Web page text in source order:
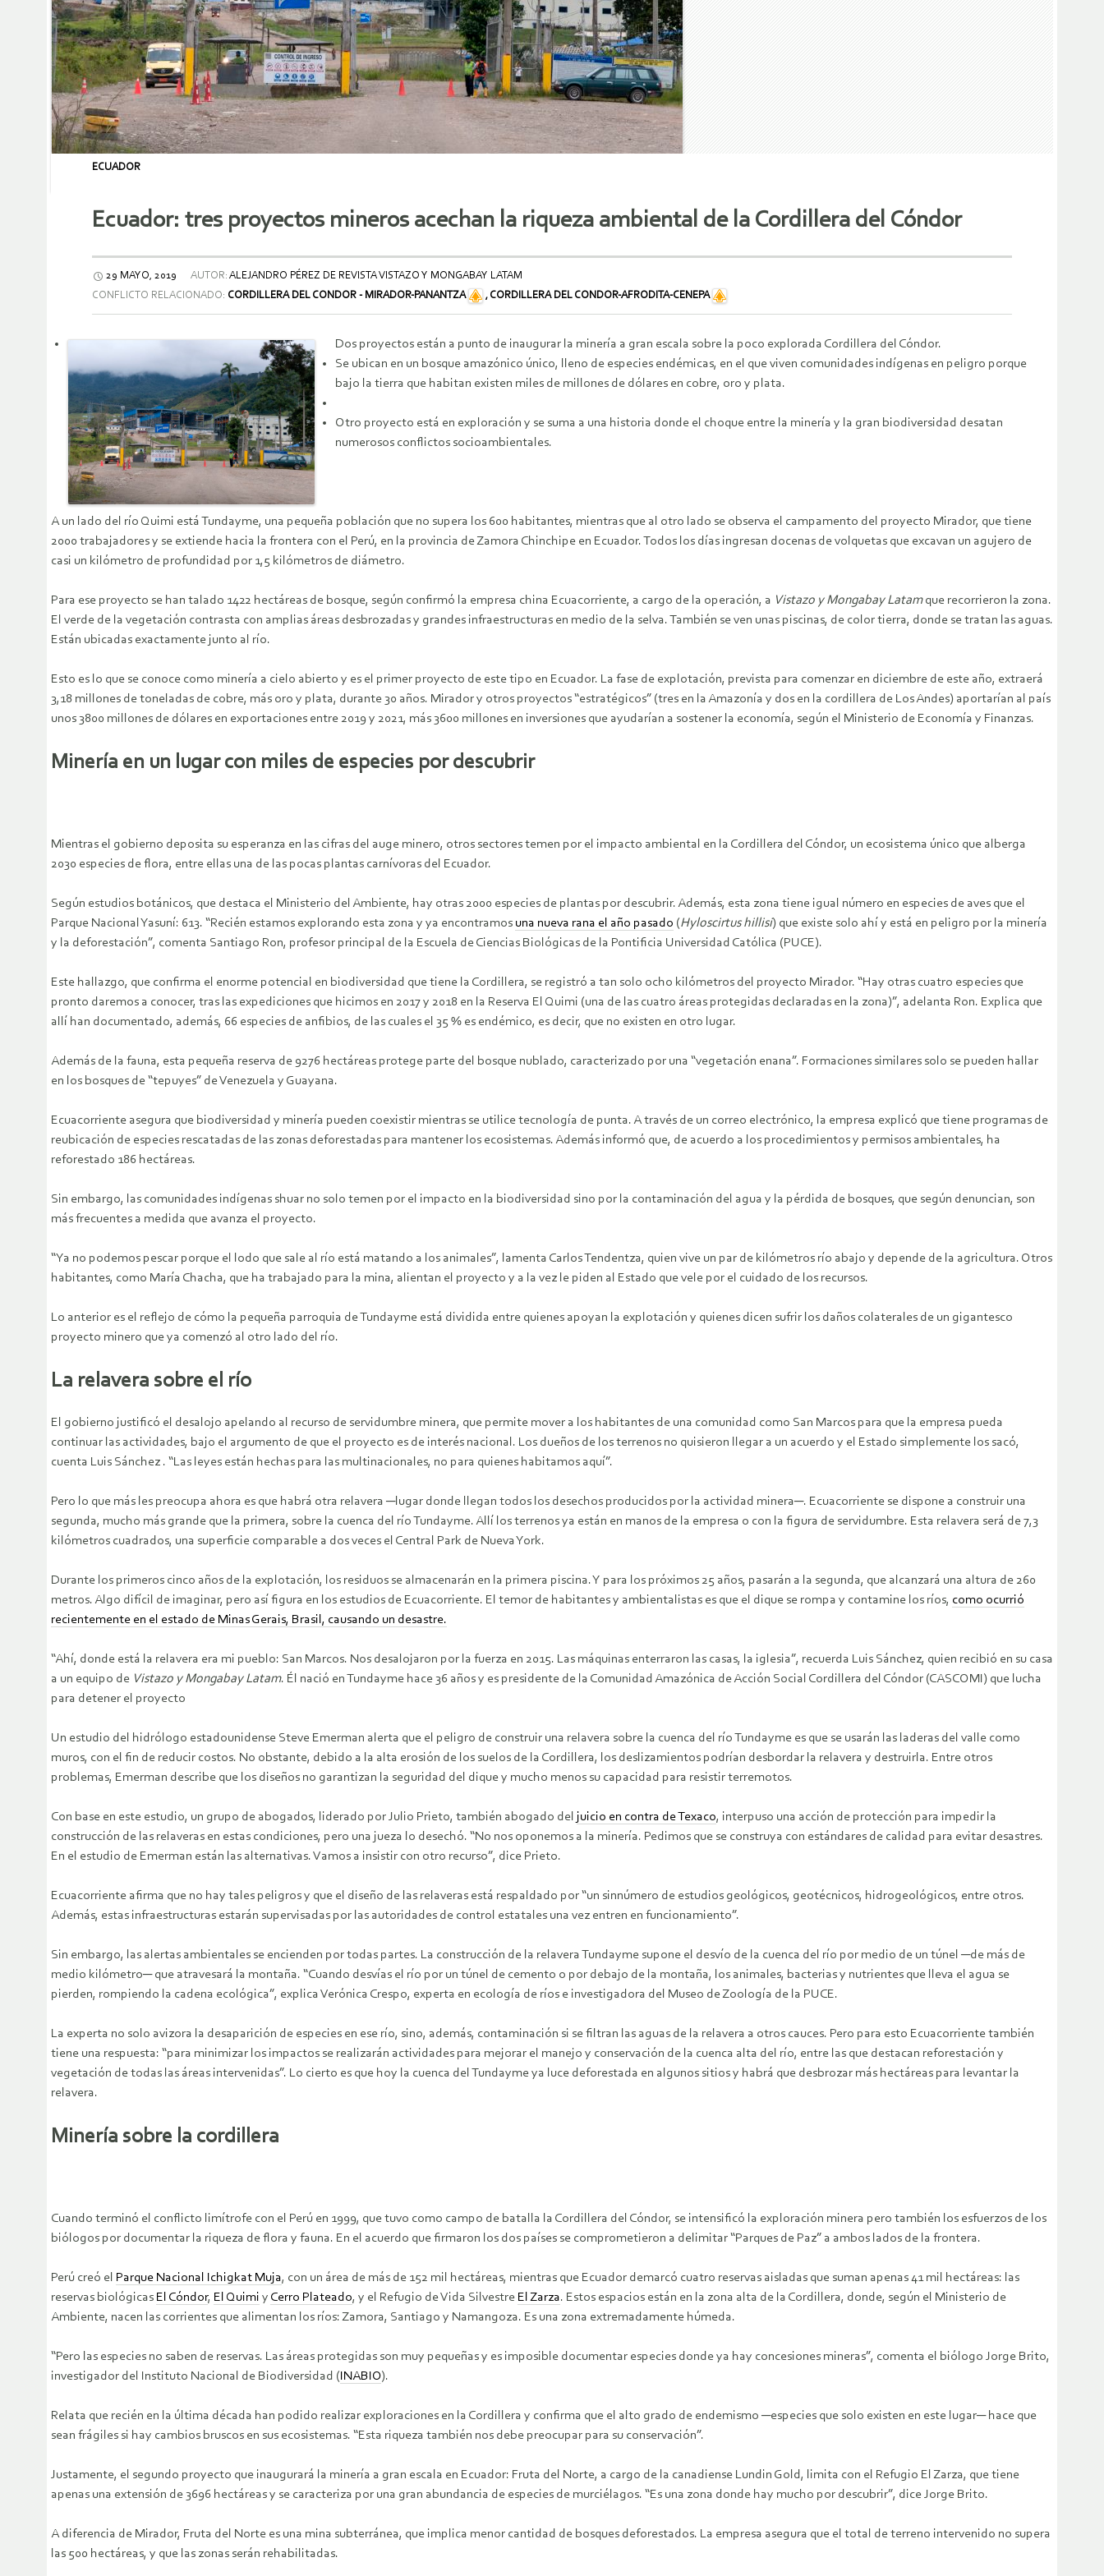
ECUADOR
Ecuador: tres proyectos mineros acechan la riqueza ambiental de la Cordillera del Cóndor
29 MAYO, 2019 AUTOR: ALEJANDRO PÉREZ DE REVISTA VISTAZO Y MONGABAY LATAM
CONFLICTO RELACIONADO: CORDILLERA DEL CONDOR - MIRADOR-PANANTZA , CORDILLERA DEL CONDOR-AFRODITA-CENEPA
Dos proyectos están a punto de inaugurar la minería a gran escala sobre la poco explorada Cordillera del Cóndor.
Se ubican en un bosque amazónico único, lleno de especies endémicas, en el que viven comunidades indígenas en peligro porque
bajo la tierra que habitan existen miles de millones de dólares en cobre, oro y plata.
Otro proyecto está en exploración y se suma a una historia donde el choque entre la minería y la gran biodiversidad desatan
numerosos conflictos socioambientales.
A un lado del río Quimi está Tundayme, una pequeña población que no supera los 600 habitantes, mientras que al otro lado se observa el campamento del proyecto Mirador, que tiene
2000 trabajadores y se extiende hacia la frontera con el Perú, en la provincia de Zamora Chinchipe en Ecuador. Todos los días ingresan docenas de volquetas que excavan un agujero de
casi un kilómetro de profundidad por 1,5 kilómetros de diámetro.
Para ese proyecto se han talado 1422 hectáreas de bosque, según confirmó la empresa china Ecuacorriente, a cargo de la operación, a Vistazo y Mongabay Latamque recorrieron la zona.
El verde de la vegetación contrasta con amplias áreas desbrozadas y grandes infraestructuras en medio de la selva. También se ven unas piscinas, de color tierra, donde se tratan las aguas.
Están ubicadas exactamente junto al río.
Esto es lo que se conoce como minería a cielo abierto y es el primer proyecto de este tipo en Ecuador. La fase de explotación, prevista para comenzar en diciembre de este año, extraerá
3,18 millones de toneladas de cobre, más oro y plata, durante 30 años. Mirador y otros proyectos “estratégicos” (tres en la Amazonía y dos en la cordillera de Los Andes) aportarían al país
unos 3800 millones de dólares en exportaciones entre 2019 y 2021, más 3600 millones en inversiones que ayudarían a sostener la economía, según el Ministerio de Economía y Finanzas.
Minería en un lugar con miles de especies por descubrir
Mientras el gobierno deposita su esperanza en las cifras del auge minero, otros sectores temen por el impacto ambiental en la Cordillera del Cóndor, un ecosistema único que alberga
2030 especies de flora, entre ellas una de las pocas plantas carnívoras del Ecuador.
Según estudios botánicos, que destaca el Ministerio del Ambiente, hay otras 2000 especies de plantas por descubrir. Además, esta zona tiene igual número en especies de aves que el
Parque Nacional Yasuní: 613. “Recién estamos explorando esta zona y ya encontramos una nueva rana el año pasado (Hyloscirtus hillisi) que existe solo ahí y está en peligro por la minería
y la deforestación”, comenta Santiago Ron, profesor principal de la Escuela de Ciencias Biológicas de la Pontificia Universidad Católica (PUCE).
Este hallazgo, que confirma el enorme potencial en biodiversidad que tiene la Cordillera, se registró a tan solo ocho kilómetros del proyecto Mirador. “Hay otras cuatro especies que
pronto daremos a conocer, tras las expediciones que hicimos en 2017 y 2018 en la Reserva El Quimi (una de las cuatro áreas protegidas declaradas en la zona)”, adelanta Ron. Explica que
allí han documentado, además, 66 especies de anfibios, de las cuales el 35 % es endémico, es decir, que no existen en otro lugar.
Además de la fauna, esta pequeña reserva de 9276 hectáreas protege parte del bosque nublado, caracterizado por una “vegetación enana”. Formaciones similares solo se pueden hallar
en los bosques de “tepuyes” de Venezuela y Guayana.
Ecuacorriente asegura que biodiversidad y minería pueden coexistir mientras se utilice tecnología de punta. A través de un correo electrónico, la empresa explicó que tiene programas de
reubicación de especies rescatadas de las zonas deforestadas para mantener los ecosistemas. Además informó que, de acuerdo a los procedimientos y permisos ambientales, ha
reforestado 186 hectáreas.
Sin embargo, las comunidades indígenas shuar no solo temen por el impacto en la biodiversidad sino por la contaminación del agua y la pérdida de bosques, que según denuncian, son
más frecuentes a medida que avanza el proyecto.
“Ya no podemos pescar porque el lodo que sale al río está matando a los animales”, lamenta Carlos Tendentza, quien vive un par de kilómetros río abajo y depende de la agricultura. Otros
habitantes, como María Chacha, que ha trabajado para la mina, alientan el proyecto y a la vez le piden al Estado que vele por el cuidado de los recursos.
Lo anterior es el reflejo de cómo la pequeña parroquia de Tundayme está dividida entre quienes apoyan la explotación y quienes dicen sufrir los daños colaterales de un gigantesco
proyecto minero que ya comenzó al otro lado del río.
La relavera sobre el río
El gobierno justificó el desalojo apelando al recurso de servidumbre minera, que permite mover a los habitantes de una comunidad como San Marcos para que la empresa pueda
continuar las actividades, bajo el argumento de que el proyecto es de interés nacional. Los dueños de los terrenos no quisieron llegar a un acuerdo y el Estado simplemente los sacó,
cuenta Luis Sánchez . “Las leyes están hechas para las multinacionales, no para quienes habitamos aquí”.
Pero lo que más les preocupa ahora es que habrá otra relavera ─lugar donde llegan todos los desechos producidos por la actividad minera─. Ecuacorriente se dispone a construir una
segunda, mucho más grande que la primera, sobre la cuenca del río Tundayme. Allí los terrenos ya están en manos de la empresa o con la figura de servidumbre. Esta relavera será de 7,3
kilómetros cuadrados, una superficie comparable a dos veces el Central Park de Nueva York.
Durante los primeros cinco años de la explotación, los residuos se almacenarán en la primera piscina. Y para los próximos 25 años, pasarán a la segunda, que alcanzará una altura de 260
metros. Algo difícil de imaginar, pero así figura en los estudios de Ecuacorriente. El temor de habitantes y ambientalistas es que el dique se rompa y contamine los ríos, como ocurrió
recientemente en el estado de Minas Gerais, Brasil, causando un desastre.
“Ahí, donde está la relavera era mi pueblo: San Marcos. Nos desalojaron por la fuerza en 2015. Las máquinas enterraron las casas, la iglesia”, recuerda Luis Sánchez, quien recibió en su casa
a un equipo de Vistazo y Mongabay Latam. Él nació en Tundayme hace 36 años y es presidente de la Comunidad Amazónica de Acción Social Cordillera del Cóndor (CASCOMI) que lucha
para detener el proyecto
Un estudio del hidrólogo estadounidense Steve Emerman alerta que el peligro de construir una relavera sobre la cuenca del río Tundayme es que se usarán las laderas del valle como
muros, con el fin de reducir costos. No obstante, debido a la alta erosión de los suelos de la Cordillera, los deslizamientos podrían desbordar la relavera y destruirla. Entre otros
problemas, Emerman describe que los diseños no garantizan la seguridad del dique y mucho menos su capacidad para resistir terremotos.
Con base en este estudio, un grupo de abogados, liderado por Julio Prieto, también abogado del juicio en contra de Texaco, interpuso una acción de protección para impedir la
construcción de las relaveras en estas condiciones, pero una jueza lo desechó. “No nos oponemos a la minería. Pedimos que se construya con estándares de calidad para evitar desastres.
En el estudio de Emerman están las alternativas. Vamos a insistir con otro recurso”, dice Prieto.
Ecuacorriente afirma que no hay tales peligros y que el diseño de las relaveras está respaldado por “un sinnúmero de estudios geológicos, geotécnicos, hidrogeológicos, entre otros.
Además, estas infraestructuras estarán supervisadas por las autoridades de control estatales una vez entren en funcionamiento”.
Sin embargo, las alertas ambientales se encienden por todas partes. La construcción de la relavera Tundayme supone el desvío de la cuenca del río por medio de un túnel ─de más de
medio kilómetro─ que atravesará la montaña. “Cuando desvías el río por un túnel de cemento o por debajo de la montaña, los animales, bacterias y nutrientes que lleva el agua se
pierden, rompiendo la cadena ecológica”, explica Verónica Crespo, experta en ecología de ríos e investigadora del Museo de Zoología de la PUCE.
La experta no solo avizora la desaparición de especies en ese río, sino, además, contaminación si se filtran las aguas de la relavera a otros cauces. Pero para esto Ecuacorriente también
tiene una respuesta: “para minimizar los impactos se realizarán actividades para mejorar el manejo y conservación de la cuenca alta del río, entre las que destacan reforestación y
vegetación de todas las áreas intervenidas”. Lo cierto es que hoy la cuenca del Tundayme ya luce deforestada en algunos sitios y habrá que desbrozar más hectáreas para levantar la
relavera.
Minería sobre la cordillera
Cuando terminó el conflicto limítrofe con el Perú en 1999, que tuvo como campo de batalla la Cordillera del Cóndor, se intensificó la exploración minera pero también los esfuerzos de los
biólogos por documentar la riqueza de flora y fauna. En el acuerdo que firmaron los dos países se comprometieron a delimitar “Parques de Paz” a ambos lados de la frontera.
Perú creó el Parque Nacional Ichigkat Muja, con un área de más de 152 mil hectáreas, mientras que Ecuador demarcó cuatro reservas aisladas que suman apenas 41 mil hectáreas: las
reservas biológicas El Cóndor, El Quimi y Cerro Plateado, y el Refugio de Vida Silvestre El Zarza. Estos espacios están en la zona alta de la Cordillera, donde, según el Ministerio de
Ambiente, nacen las corrientes que alimentan los ríos: Zamora, Santiago y Namangoza. Es una zona extremadamente húmeda.
“Pero las especies no saben de reservas. Las áreas protegidas son muy pequeñas y es imposible documentar especies donde ya hay concesiones mineras”, comenta el biólogo Jorge Brito,
investigador del Instituto Nacional de Biodiversidad (INABIO).
Relata que recién en la última década han podido realizar exploraciones en la Cordillera y confirma que el alto grado de endemismo ─especies que solo existen en este lugar─ hace que
sean frágiles si hay cambios bruscos en sus ecosistemas. “Esta riqueza también nos debe preocupar para su conservación”.
Justamente, el segundo proyecto que inaugurará la minería a gran escala en Ecuador: Fruta del Norte, a cargo de la canadiense Lundin Gold, limita con el Refugio El Zarza, que tiene
apenas una extensión de 3696 hectáreas y se caracteriza por una gran abundancia de especies de murciélagos. “Es una zona donde hay mucho por descubrir”, dice Jorge Brito.
A diferencia de Mirador, Fruta del Norte es una mina subterránea, que implica menor cantidad de bosques deforestados. La empresa asegura que el total de terreno intervenido no supera
las 500 hectáreas, y que las zonas serán rehabilitadas.